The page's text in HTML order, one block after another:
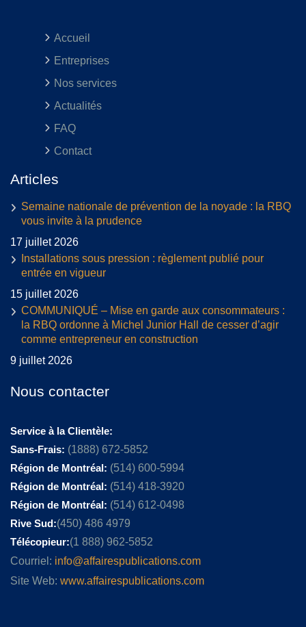
Accueil
Entreprises
Nos services
Actualités
FAQ
Contact
Articles
Semaine nationale de prévention de la noyade : la RBQ
vous invite à la prudence
17 juillet 2026
Installations sous pression : règlement publié pour
entrée en vigueur
15 juillet 2026
COMMUNIQUÉ – Mise en garde aux consommateurs :
la RBQ ordonne à Michel Junior Hall de cesser d’agir
comme entrepreneur en construction
9 juillet 2026
Nous contacter
Service à la Clientèle:
Sans-Frais: (1888) 672-5852
Région de Montréal: (514) 600-5994
Région de Montréal: (514) 418-3920
Région de Montréal: (514) 612-0498
Rive Sud:(450) 486 4979
Télécopieur:(1 888) 962-5852
Courriel: info@affairespublications.com
Site Web: www.affairespublications.com